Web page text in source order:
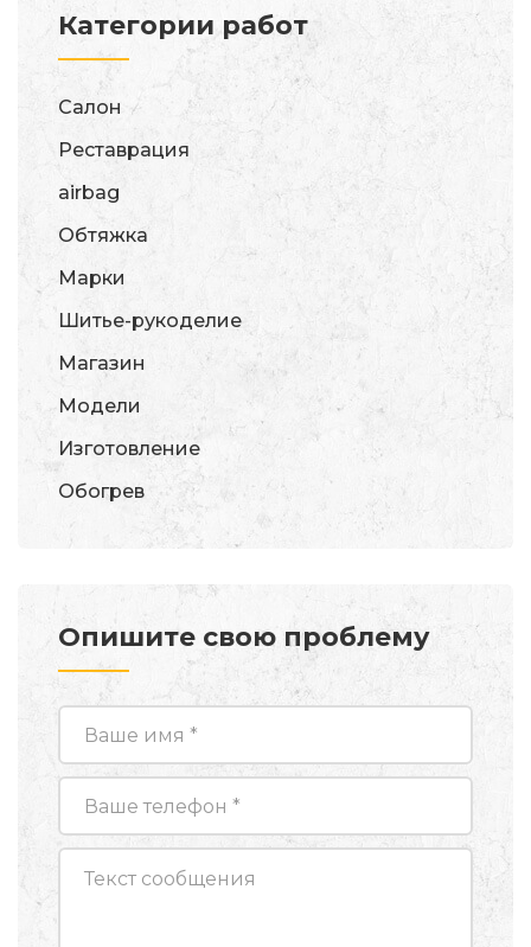
Категории работ
Салон
Реставрация
airbag
Обтяжка
Марки
Шитье-рукоделие
Магазин
Модели
Изготовление
Обогрев
Опишите свою проблему